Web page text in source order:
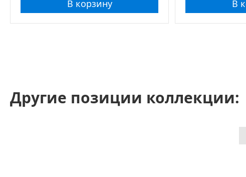
В корзину В
Другие позиции коллекции: